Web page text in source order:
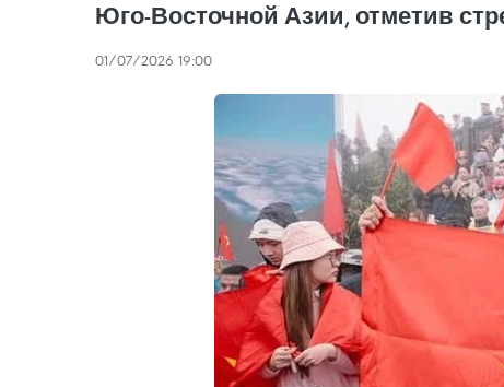
Юго-Восточной Азии, отметив
01/07/2026 19:00